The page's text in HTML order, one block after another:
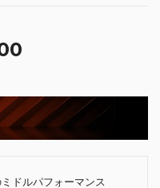
ドルパフォーマンス